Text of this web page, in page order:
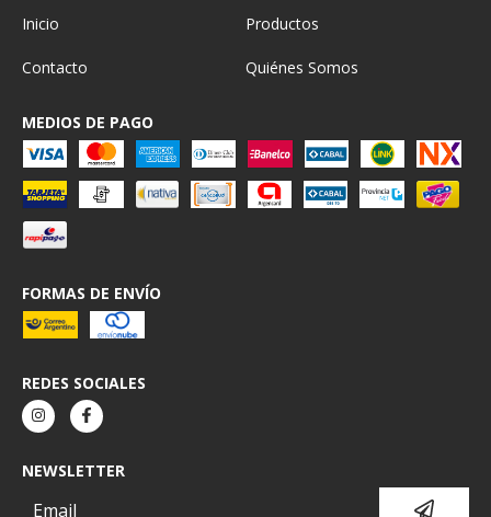
Inicio
Productos
Contacto Quiénes Somos
MEDIOS DE PAGO
FORMAS DE ENVÍO
REDES SOCIALES
NEWSLETTER